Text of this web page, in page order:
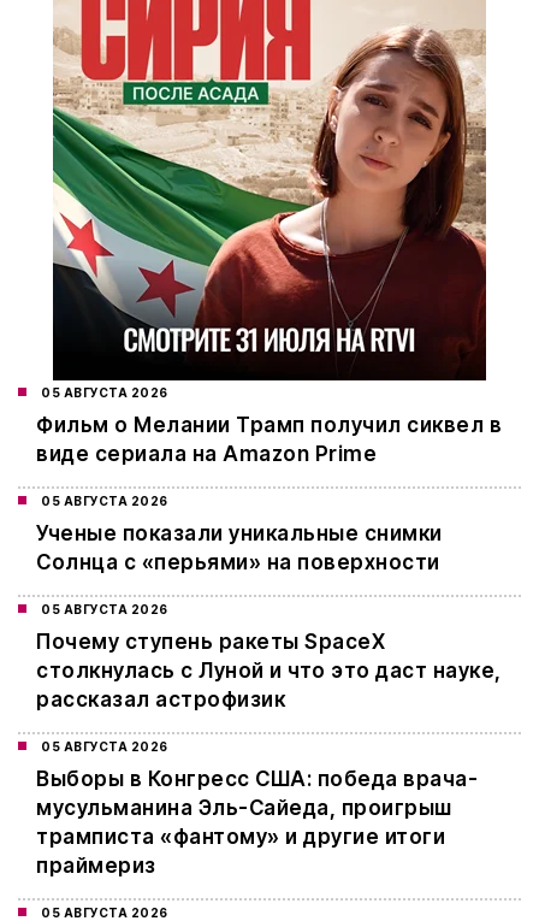
05 АВГУСТА 2026
Фильм о Мелании Трамп получил сиквел в
виде сериала на Amazon Prime
05 АВГУСТА 2026
Ученые показали уникальные снимки
Солнца с «перьями» на поверхности
05 АВГУСТА 2026
Почему ступень ракеты SpaceX
столкнулась с Луной и что это даст науке,
рассказал астрофизик
05 АВГУСТА 2026
Выборы в Конгресс США: победа врача-
мусульманина Эль-Сайеда, проигрыш
трамписта «фантому» и другие итоги
праймериз
05 АВГУСТА 2026